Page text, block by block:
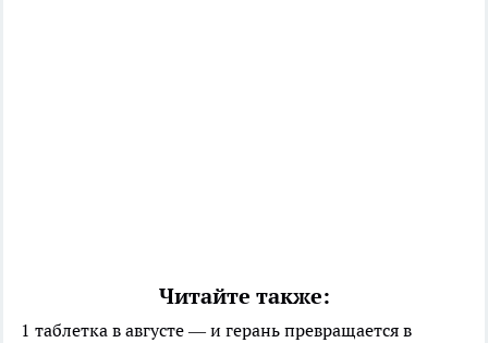
Читайте также:
1 таблетка в августе — и герань превращается в